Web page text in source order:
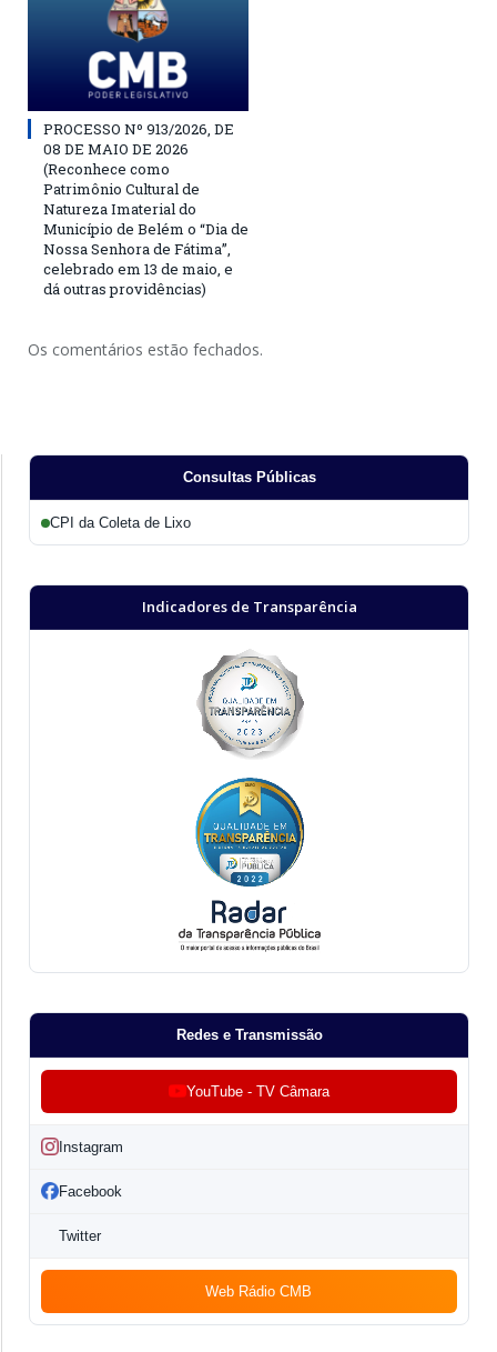
PROCESSO Nº 913/2026, DE
08 DE MAIO DE 2026
(Reconhece como
Patrimônio Cultural de
Natureza Imaterial do
Município de Belém o “Dia de
Nossa Senhora de Fátima”,
celebrado em 13 de maio, e
dá outras providências)
Os comentários estão fechados.
Consultas Públicas
CPI da Coleta de Lixo
Indicadores de Transparência
Redes e Transmissão
YouTube - TV Câmara
Instagram
Facebook
Twitter
Web Rádio CMB